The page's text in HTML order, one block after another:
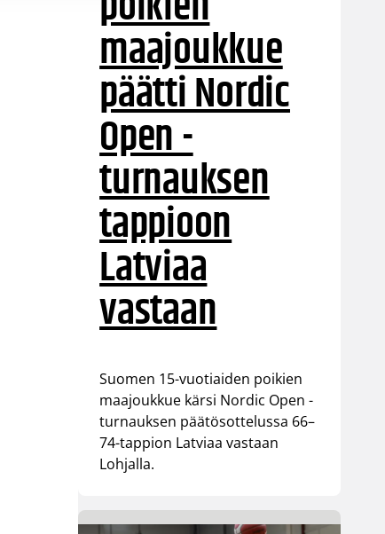
maajoukkue
päätti Nordic
Open -
turnauksen
tappioon
Latviaa
vastaan
Suomen 15-vuotiaiden poikien
maajoukkue kärsi Nordic Open -
turnauksen päätösottelussa 66–
74-tappion Latviaa vastaan
Lohjalla.